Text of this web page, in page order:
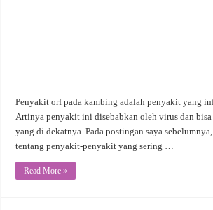
Penyakit orf pada kambing adalah penyakit yang
Artinya penyakit ini disebabkan oleh virus dan bisa
yang di dekatnya. Pada postingan saya
tentang penyakit-penyakit yang sering …
Read More »